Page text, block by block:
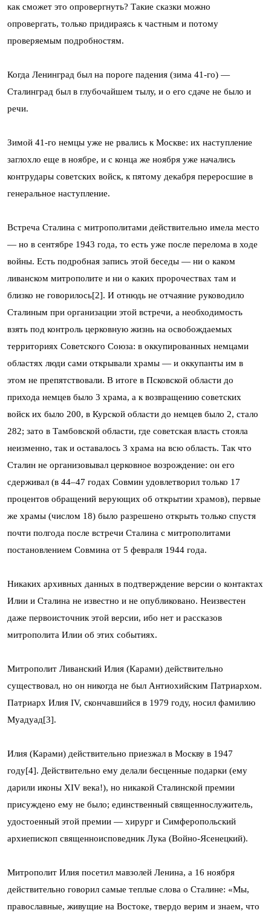
как сможет это опровергнуть? Такие сказки можно
опровергать, только придираясь к частным и потому
проверяемым подробностям.
Когда Ленинград был на пороге падения (зима 41-го) —
Сталинград был в глубочайшем тылу, и о его сдаче не было и
речи.
Зимой 41-го немцы уже не рвались к Москве: их наступление
заглохло еще в ноябре, и с конца же ноября уже начались
контрудары советских войск, к пятому декабря переросшие в
генеральное наступление.
Встреча Сталина с митрополитами действительно имела место
— но в сентябре 1943 года, то есть уже после перелома в ходе
войны. Есть подробная запись этой беседы — ни о каком
ливанском митрополите и ни о каких пророчествах там и
близко не говорилось[2]. И отнюдь не отчаяние руководило
Сталиным при организации этой встречи, а необходимость
взять под контроль церковную жизнь на освобождаемых
территориях Советского Союза: в оккупированных немцами
областях люди сами открывали храмы — и оккупанты им в
этом не препятствовали. В итоге в Псковской области до
прихода немцев было 3 храма, а к возвращению советских
войск их было 200, в Курской области до немцев было 2, стало
282; зато в Тамбовской области, где советская власть стояла
неизменно, так и оставалось 3 храма на всю область. Так что
Сталин не организовывал церковное возрождение: он его
сдерживал (в 44–47 годах Совмин удовлетворил только 17
процентов обращений верующих об открытии храмов), первые
же храмы (числом 18) было разрешено открыть только спустя
почти полгода после встречи Сталина с митрополитами
постановлением Совмина от 5 февраля 1944 года.
Никаких архивных данных в подтверждение версии о контактах
Илии и Сталина не известно и не опубликовано. Неизвестен
даже первоисточник этой версии, ибо нет и рассказов
митрополита Илии об этих событиях.
Митрополит Ливанский Илия (Карами) действительно
существовал, но он никогда не был Антиохийским Патриархом.
Патриарх Илия IV, скончавшийся в 1979 году, носил фамилию
Муадуад[3].
Илия (Карами) действительно приезжал в Москву в 1947
году[4]. Действительно ему делали бесценные подарки (ему
дарили иконы XIV века!), но никакой Сталинской премии
присуждено ему не было; единственный священнослужитель,
удостоенный этой премии — хирург и Симферопольский
архиепископ священноисповедник Лука (Войно-Ясенецкий).
Митрополит Илия посетил мавзолей Ленина, а 16 ноября
действительно говорил самые теплые слова о Сталине: «Мы,
православные, живущие на Востоке, твердо верим и знаем, что